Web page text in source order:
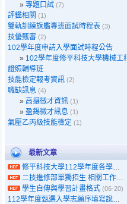
» 專題口試 (7)
評鑑相關 (1)
雙軌訓練旗艦專班面試時程表 (3)
技優甄審 (2)
102學年度申請入學面試時程公告
» 102學年度修平科技大學機械工程系申請入學面試時程公告
證照輔導班
技能檢定報考資訊 (2)
職缺訊息 (4)
» 高搌徵才資訊 (1)
» 盈錫徵才訊息 (1)
氣壓乙丙級技能檢定 (1)
最新文章
修平科技大學112學年度各學制單獨招生線上報名系統使用說明
二技進修部單獨招生 相關工作年資履歷表格式
學生自傳與學習計畫格式 (06-20)
112學年度甄選入學志願序填寫說明